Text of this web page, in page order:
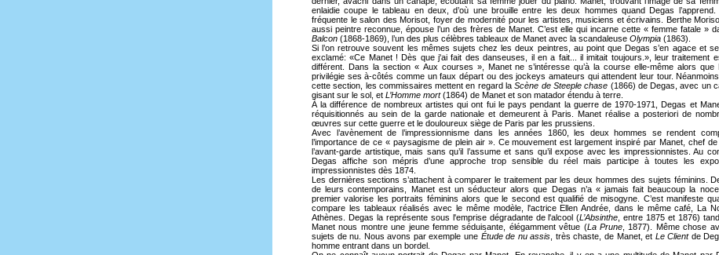
enlaidie coupe le tableau en deux, d’où une brouille entre les deux hommes quand Degas l’apprend.
fréquente le salon des Morisot, foyer de modernité pour les artistes, musiciens et écrivains. Berthe
aussi peintre reconnue, épouse l’un des frères de Manet. C’est elle qui incarne cette « femme fatale »
Balcon (1868-1869), l’un des plus célèbres tableaux de Manet avec la scandaleuse Olympia (1863).
Si l’on retrouve souvent les mêmes sujets chez les deux peintres, au point que Degas s’en agace et
exclamé: «Ce Manet ! Dès que j'ai fait des danseuses, il en a fait... il imitait toujours.», leur traitement
différent. Dans la section « Aux courses », Manet ne s’intéresse qu’à la course elle-même alors que
privilégie ses à-côtés comme un faux départ ou des jockeys amateurs qui attendent leur tour.
cette section, les commissaires mettent en regard laScène de Steeple chase (1866) de Degas, avec un
gisant sur le sol, et L’Homme mort(1864) de Manet et son matador étendu à terre.
À la différence de nombreux artistes qui ont fui le pays pendant la guerre de 1970-1971, Degas et
réquisitionnés au sein de la garde nationale et demeurent à Paris. Manet réalise a posteriori de
œuvres sur cette guerre et le douloureux siège de Paris par les prussiens.
Avec l’avènement de l’impressionnisme dans les années 1860, les deux hommes se rendent
l’importance de ce « paysagisme de plein air ». Ce mouvement est largement inspiré par Manet, chef
l’avant-garde artistique, mais sans qu’il l’assume et sans qu’il expose avec les impressionnistes. Au
Degas affiche son mépris d’une approche trop sensible du réel mais participe à toutes les
impressionnistes dès 1874.
Les dernières sections s’attachent à comparer le traitement par les deux hommes des sujets féminins.
de leurs contemporains, Manet est un séducteur alors que Degas n’a « jamais fait beaucoup la
premier valorise les portraits féminins alors que le second est qualifié de misogyne. C’est manifeste
compare les tableaux réalisés avec le même modèle, l'actrice Ellen Andrée, dans le même café, La
Athènes. Degas la représente sous l'emprise dégradante de l'alcool (L’Absinthe, entre 1875 et 1876)
Manet nous montre une jeune femme séduisante, élégamment vêtue (La Prune, 1877). Même chose
sujets de nu. Nous avons par exemple une Étude de nu assis, très chaste, de Manet, et Le Clientde
homme entrant dans un bordel.